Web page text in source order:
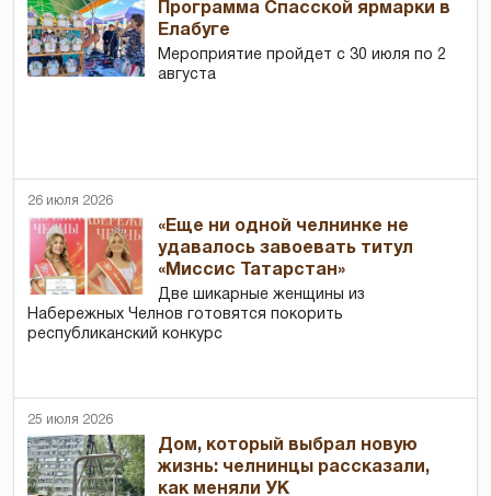
Программа Спасской ярмарки в
Елабуге
Мероприятие пройдет с 30 июля по 2
августа
26 июля 2026
«Еще ни одной челнинке не
удавалось завоевать титул
«Миссис Татарстан»
Две шикарные женщины из
Набережных Челнов готовятся покорить
республиканский конкурс
25 июля 2026
Дом, который выбрал новую
жизнь: челнинцы рассказали,
как меняли УК